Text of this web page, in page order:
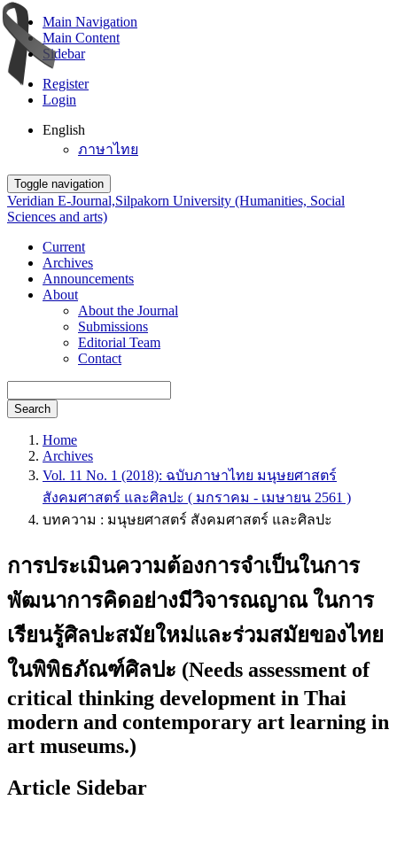
Main Navigation
Main Content
Sidebar
Register
Login
English
ภาษาไทย
Toggle navigation
Veridian E-Journal,Silpakorn University (Humanities, Social
Sciences and arts)
Current
Archives
Announcements
About
About the Journal
Submissions
Editorial Team
Contact
Search
Home
Archives
Vol. 11 No. 1 (2018): ฉบับภาษาไทย มนุษยศาสตร์
สังคมศาสตร์ และศิลปะ ( มกราคม - เมษายน 2561 )
บทความ : มนุษยศาสตร์ สังคมศาสตร์ และศิลปะ
การประเมินความต้องการจำเป็นในการ
พัฒนาการคิดอย่างมีวิจารณญาณ ในการ
เรียนรู้ศิลปะสมัยใหม่และร่วมสมัยของไทย
ในพิพิธภัณฑ์ศิลปะ (Needs assessment of
critical thinking development in Thai
modern and contemporary art learning in
art museums.)
Article Sidebar